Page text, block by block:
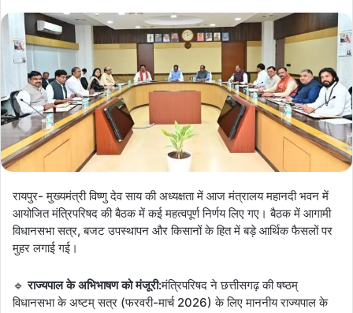
रायपुर- मुख्यमंत्री विष्णु देव साय की अध्यक्षता में आज मंत्रालय महानदी भवन में
आयोजित मंत्रिपरिषद की बैठक में कई महत्वपूर्ण निर्णय लिए गए। बैठक में आगामी
विधानसभा सत्र, बजट उपस्थापन और किसानों के हित में बड़े आर्थिक फैसलों पर
मुहर लगाई गई।
🔹राज्यपाल के अभिभाषण को मंजूरी:मंत्रिपरिषद ने छत्तीसगढ़ की षष्ठम्
विधानसभा के अष्टम् सत्र (फरवरी-मार्च 2026) के लिए माननीय राज्यपाल के